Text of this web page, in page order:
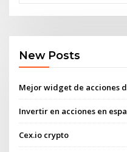
New Posts
Mejor widget de acciones
Invertir en acciones en
Cex.io crypto